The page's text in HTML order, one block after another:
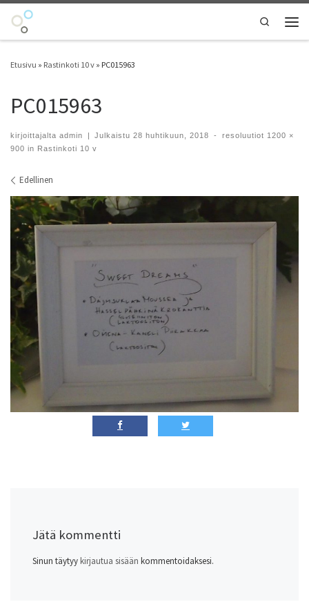
Skip to content
Search
Etusivu » Rastinkoti 10 v » PC015963
PC015963
kirjoittajalta admin | Julkaistu28 huhtikuun, 2018 - resoluutiot 1200 ×
900 in Rastinkoti 10 v
Kuvien navigointi
Edellinen
Jätä kommentti
Sinun täytyy kirjautua sisään kommentoidaksesi.